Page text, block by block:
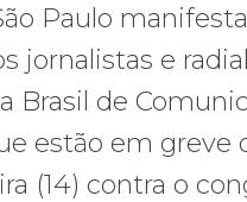
Paulo
jornalistas e
Brasil de
estão em greve
(14) contra o